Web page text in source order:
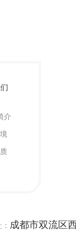
介
成都市双流区